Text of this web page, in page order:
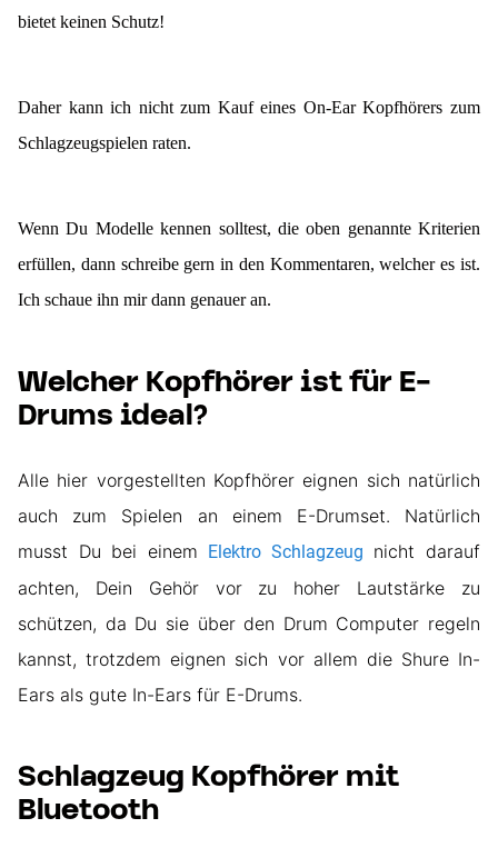
bietet keinen Schutz!
Daher kann ich nicht zum Kauf eines On-Ear Kopfhörers zum
Schlagzeugspielen raten.
Wenn Du Modelle kennen solltest, die oben genannte Kriterien
erfüllen, dann schreibe gern in den Kommentaren, welcher es ist.
Ich schaue ihn mir dann genauer an.
Welcher Kopfhörer ist für E-
Drums ideal?
Alle hier vorgestellten Kopfhörer eignen sich natürlich
auch zum Spielen an einem E-Drumset. Natürlich
musst Du bei einem
Elektro Schlagzeug nicht darauf
achten, Dein Gehör vor zu hoher Lautstärke zu
schützen, da Du sie über den Drum Computer regeln
kannst, trotzdem eignen sich vor allem die Shure In-
Ears als gute In-Ears für E-Drums.
Schlagzeug Kopfhörer mit
Bluetooth